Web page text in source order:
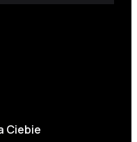
Ciebie